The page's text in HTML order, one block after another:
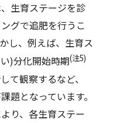
生育ステージを診
グで追肥を行うこ
し、例えば、生育ス
)分化開始時期(注5)
て観察するなど、
題となっています。
り、各生育ステー